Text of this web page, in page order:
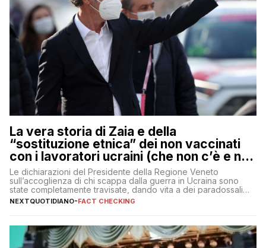
La vera storia di Zaia e della
“sostituzione etnica” dei non vaccinati
con i lavoratori ucraini (che non c’è e non
ci sarà)
Le dichiarazioni del Presidente della Regione Veneto
sull’accoglienza di chi scappa dalla guerra in Ucraina sono
state completamente travisate, dando vita a dei paradossali
falsi che girano sui social
NEXTQUOTIDIANO-FACT CHECKING